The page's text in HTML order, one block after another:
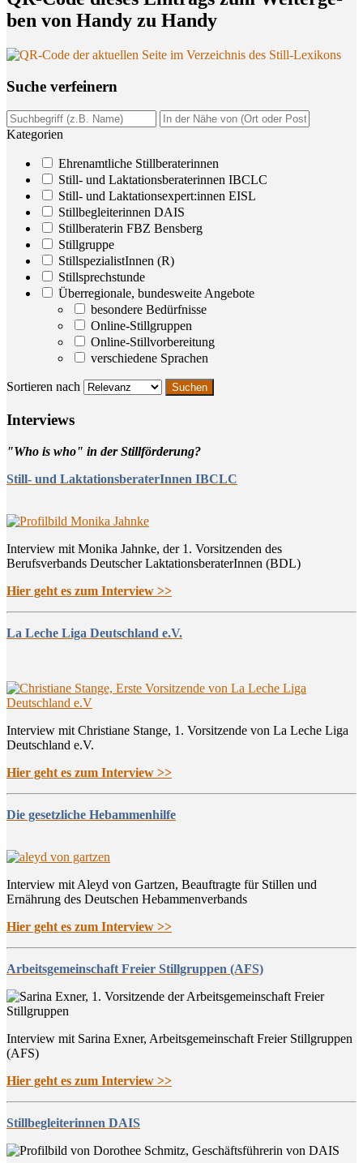
ben von Han­dy zu Handy
Suche ver­fei­nern
Kategorien
Ehrenamtliche Stillberaterinnen
Still- und Laktationsberaterinnen IBCLC
Still- und Laktationsexpert:innen EISL
Stillbegleiterinnen DAIS
Stillberaterin FBZ Bensberg
Stillgruppe
StillspezialistInnen (R)
Stillsprechstunde
Überregionale, bundesweite Angebote
besondere Bedürfnisse
Online-Stillgruppen
Online-Stillvorbereitung
verschiedene Sprachen
Sortieren nach
Inter­views
"Who is who" in der Stillförderung?
Still- und LaktationsberaterInnen IBCLC
Interview mit Monika Jahnke, der 1. Vorsitzenden des
Berufsverbands Deutscher LaktationsberaterInnen (BDL)
Hier geht es zum Interview >>
La Leche Liga Deutschland e.V.
Interview mit Christiane Stange, 1. Vorsitzende von La Leche Liga
Deutschland e.V.
Hier geht es zum Interview >>
Die gesetzliche Hebammenhilfe
Interview mit Aleyd von Gartzen, Beauftragte für Stillen und
Ernährung des Deutschen Hebammenverbands
Hier geht es zum Interview >>
Arbeitsgemeinschaft Freier Stillgruppen (AFS)
Interview mit Sarina Exner, Arbeitsgemeinschaft Freier Stillgruppen
(AFS)
Hier geht es zum Interview >>
Stillbegleiterinnen DAIS